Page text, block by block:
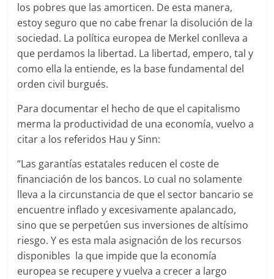
los pobres que las amorticen. De esta manera,
estoy seguro que no cabe frenar la disolución de la
sociedad. La política europea de Merkel conlleva a
que perdamos la libertad. La libertad, empero, tal y
como ella la entiende, es la base fundamental del
orden civil burgués.
Para documentar el hecho de que el capitalismo
merma la productividad de una economía, vuelvo a
citar a los referidos Hau y Sinn:
“Las garantías estatales reducen el coste de
financiación de los bancos. Lo cual no solamente
lleva a la circunstancia de que el sector bancario se
encuentre inflado y excesivamente apalancado,
sino que se perpetúen sus inversiones de altísimo
riesgo. Y es esta mala asignación de los recursos
disponibles la que impide que la economía
europea se recupere y vuelva a crecer a largo